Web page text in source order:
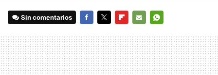
Sin comentarios
MAIL